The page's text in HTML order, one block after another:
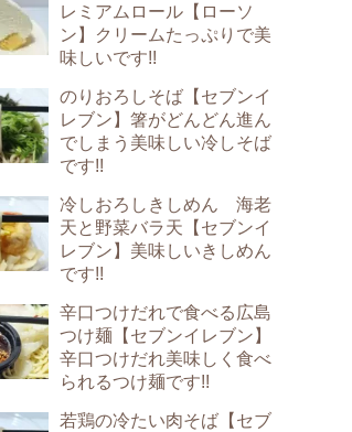
レミアムロール【ローソ
ン】クリームたっぷりで美
味しいです!!
のりおろしそば【セブンイ
レブン】箸がどんどん進ん
でしまう美味しい冷しそば
です!!
冷しおろしきしめん 海老
天と野菜バラ天【セブンイ
レブン】美味しいきしめん
です!!
辛口つけだれで食べる広島
つけ麺【セブンイレブン】
辛口つけだれ美味しく食べ
られるつけ麺です!!
若鶏の冷たい肉そば【セブ